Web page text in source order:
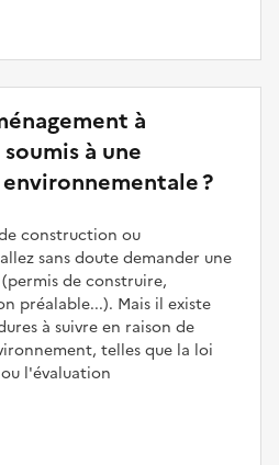
à
à une
?
construction ou
sans doute demander une
de construire,
préalable...). Mais il existe
à suivre en raison de
telles que la loi
l'évaluation